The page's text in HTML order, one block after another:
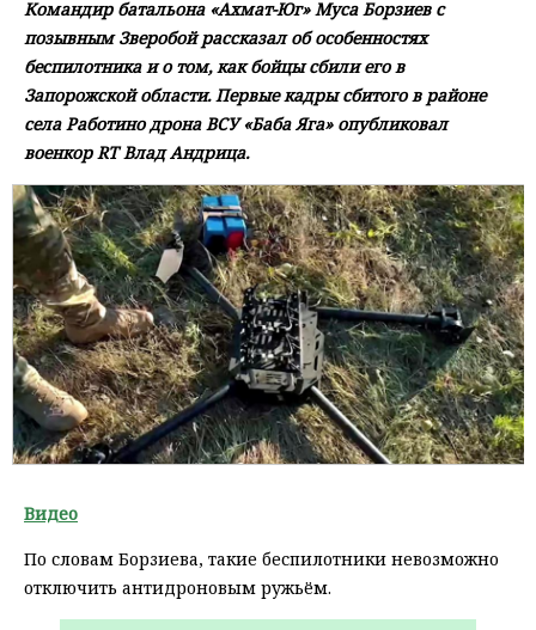
Командир батальона «Ахмат-Юг» Муса Борзиев с
позывным Зверобой рассказал об особенностях
беспилотника и о том, как бойцы сбили его в
Запорожской области. Первые кадры сбитого в районе
села Работино дрона ВСУ «Баба Яга» опубликовал
военкор RT Влад Андрица.
Видео
По словам Борзиева, такие беспилотники невозможно
отключить антидроновым ружьём.